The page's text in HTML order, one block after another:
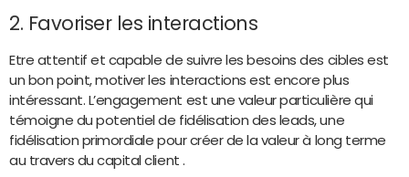
2. Favoriser les interactions
Etre attentif et capable de suivre les besoins des cibles est
un bon point, motiver les interactions est encore plus
intéressant. L’engagement est une valeur particulière qui
témoigne du potentiel de fidélisation des leads, une
fidélisation primordiale pour créer de la valeur à long terme
au travers du capital client .